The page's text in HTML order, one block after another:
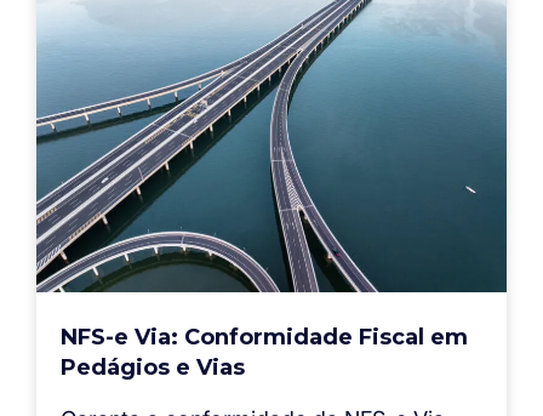
NFS-e Via: Conformidade Fiscal em
Pedágios e Vias